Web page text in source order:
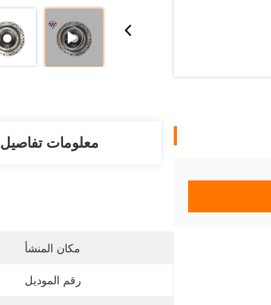
معلومات تفاصيل
مكان المنشأ
رقم الموديل